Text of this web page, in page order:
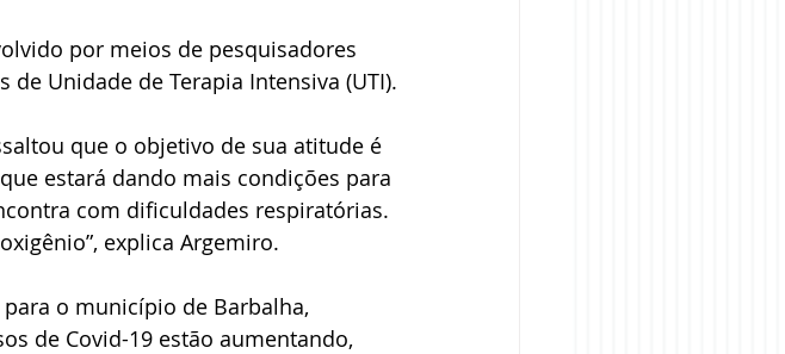
por meios de pesquisadores
Unidade de Terapia Intensiva (UTI).
que o objetivo de sua atitude é
estará dando mais condições para
com dificuldades respiratórias.
explica Argemiro.
o município de Barbalha,
de Covid-19 estão aumentando,